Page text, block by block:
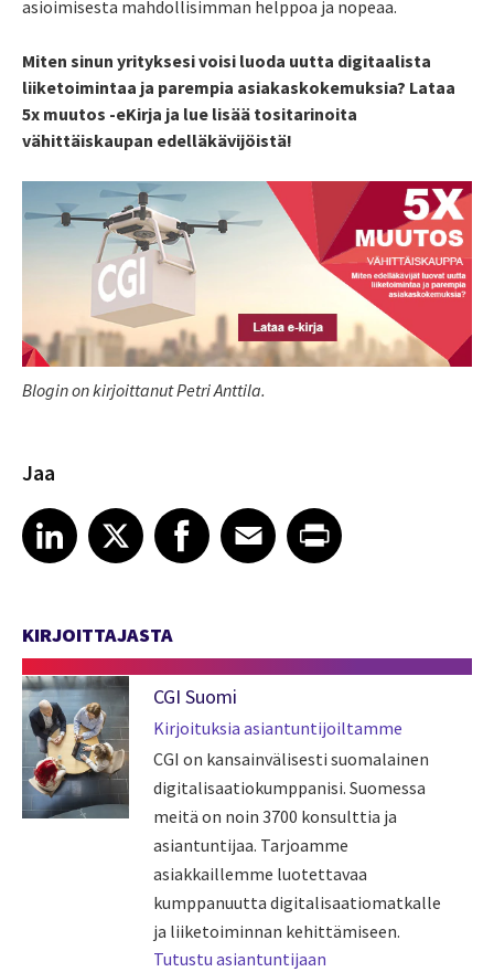
asioimisesta mahdollisimman helppoa ja nopeaa.
Miten sinun yrityksesi voisi luoda uutta digitaalista
liiketoimintaa ja parempia asiakaskokemuksia? Lataa
5x muutos -eKirja ja lue lisää tositarinoita
vähittäiskaupan edelläkävijöistä!
Blogin on kirjoittanut Petri Anttila.
Jaa
Share article on LinkedIn
LinkedIn
Share article on XShare article on Facebook
Facebook
Share article on Email
EmailShare article on Print
KIRJOITTAJASTA
CGI Suomi
Kirjoituksia asiantuntijoiltamme
CGI on kansainvälisesti suomalainen
digitalisaatiokumppanisi. Suomessa
meitä on noin 3700 konsulttia ja
asiantuntijaa. Tarjoamme
asiakkaillemme luotettavaa
kumppanuutta digitalisaatiomatkalle
ja liiketoiminnan kehittämiseen.
Tutustu asiantuntijaan